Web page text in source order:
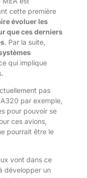
cette première
évoluer les
que ces derniers
. Par la suite,
ce qui implique
pas
par exemple,
pour pouvoir se
ces avions,
pourrait être le
vont dans ce
développer un